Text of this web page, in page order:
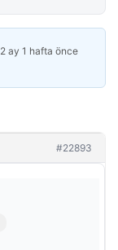
2 ay 1 hafta önce
#22893